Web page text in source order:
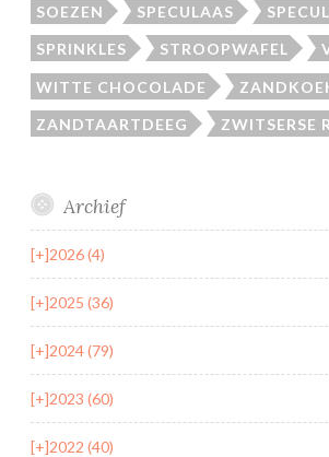
SOEZEN SPECULAAS
SPRINKLES STROOPWAFEL
WITTE CHOCOLADE
ZANDTAARTDEEG ZWITSERSE
Archief
[+]2026 (4)
[+]2025 (36)
[+]2024 (79)
[+]2023 (60)
[+]2022 (40)